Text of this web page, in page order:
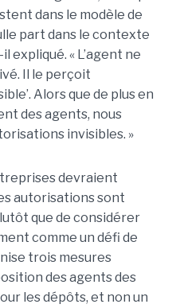
dans le modèle de
part dans le contexte
expliqué. « L’agent ne
Il le perçoit
Alors que de plus en
des agents, nous
invisibles. »
devraient
autorisations sont
que de considérer
comme un défi de
trois mesures
des agents des
les dépôts, et non un